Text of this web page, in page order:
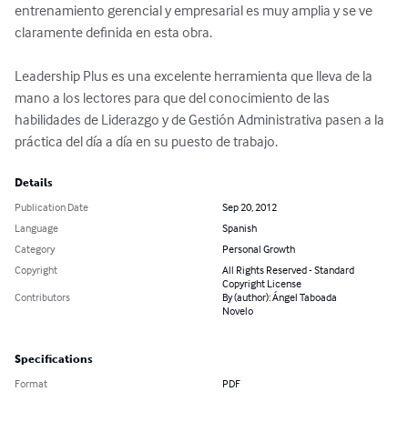
entrenamiento gerencial y empresarial es muy amplia y se ve
claramente definida en esta obra.
Leadership Plus es una excelente herramienta que lleva de la
mano a los lectores para que del conocimiento de las
habilidades de Liderazgo y de Gestión Administrativa pasen a la
práctica del día a día en su puesto de trabajo.
Details
Publication Date
Sep 20, 2012
Language
Spanish
Category
Personal Growth
Copyright
All Rights Reserved - Standard
Copyright License
Contributors
By (author): Ángel Taboada
Novelo
Specifications
Format PDF